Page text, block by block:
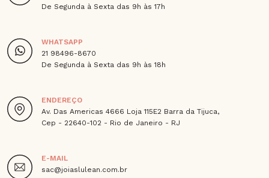
De Segunda à Sexta das 9h às 17h
WHATSAPP
21 98496-8670
De Segunda à Sexta das 9h às 18h
ENDEREÇO
Av. Das Americas 4666 Loja 115E2 Barra da Tijuca,
Cep - 22640-102 - Rio de Janeiro - RJ
E-MAIL
sac@joiaslulean.com.br